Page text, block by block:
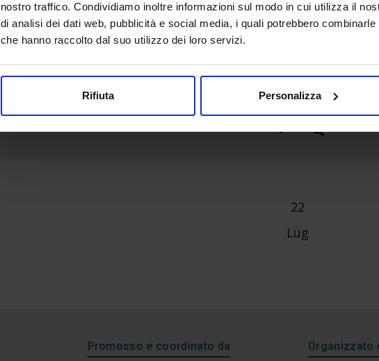
nostro traffico. Condividiamo inoltre informazioni sul modo in cui utilizza il
di analisi dei dati web, pubblicità e social media, i quali potrebbero
che hanno raccolto dal suo utilizzo dei loro servizi.
Rifiuta Personalizza
22
Lug
Promosso e coordinato da Organizzato